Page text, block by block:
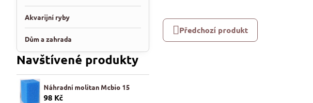
Předchozí produkt
Akvarijní ryby
Dům a zahrada
Navštívené produkty
Náhradní molitan Mcbio 15
98 Kč